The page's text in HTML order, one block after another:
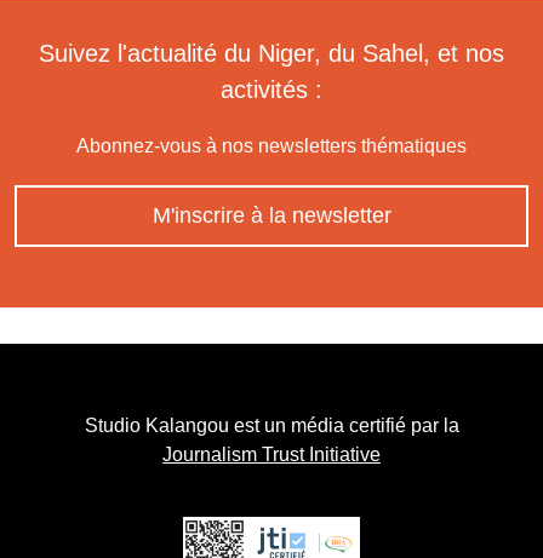
Suivez l'actualité du Niger, du Sahel, et nos
activités :
Abonnez-vous à nos newsletters thématiques
M'inscrire à la newsletter
Studio Kalangou est un média certifié par la
Journalism Trust Initiative